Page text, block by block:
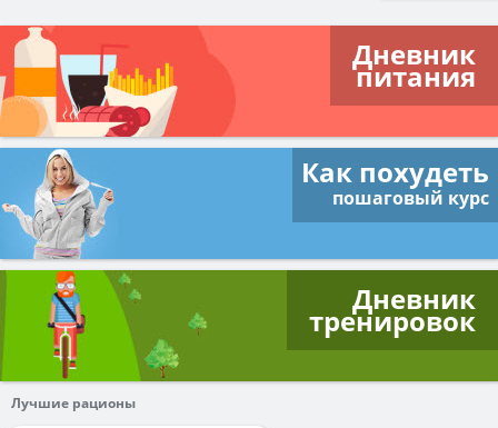
Дневник
питания
Как похудеть
пошаговый курс
Дневник
тренировок
Лучшие рационы